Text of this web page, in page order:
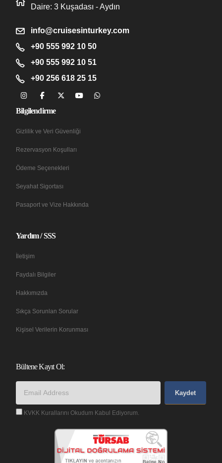
Daire: 3 Kuşadası - Aydın
info@cruisesinturkey.com
+90 555 992 10 50
+90 555 992 10 51
+90 256 618 25 15
Bilgilendirme
Gizlilik ve Veri Güvenliği
Rezervasyon Koşulları
Ödeme Seçenekleri
Seyahat Sigortası
Pasaport ve Vize Hakkında
Yardım / SSS
İletişim
Faydalı Bilgiler
Hakkımızda
Sıkça Sorunlan Sorular
Kişisel Verilerin Korunması
Bültene Kayıt Ol:
Kaydet
KVKK Kurallarını Okudum Kabul Ediyorum.